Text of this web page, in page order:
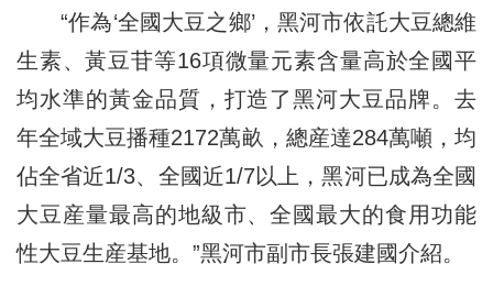
“作為‘全國大豆之鄉’，黑河市依託大豆總維
生素、黃豆苷等16項微量元素含量高於全國平
均水準的黃金品質，打造了黑河大豆品牌。去
年全域大豆播種2172萬畝，總産達284萬噸，均
佔全省近1/3、全國近1/7以上，黑河已成為全國
大豆産量最高的地級市、全國最大的食用功能
性大豆生産基地。”黑河市副市長張建國介紹。